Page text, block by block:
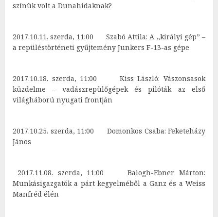
színük volt a Dunahidaknak?
2017.10.11. szerda, 11:00 Szabó Attila: A „királyi gép” –
a repüléstörténeti gyűjtemény Junkers F-13-as gépe
2017.10.18. szerda, 11:00 Kiss László: Vászonsasok
küzdelme – vadászrepülőgépek és pilóták az első
világháború nyugati frontján
2017.10.25. szerda, 11:00 Domonkos Csaba: Feketeházy
János
2017.11.08. szerda, 11:00 Balogh-Ebner Márton:
Munkásigazgatók a párt kegyelméből a Ganz és a Weiss
Manfréd élén